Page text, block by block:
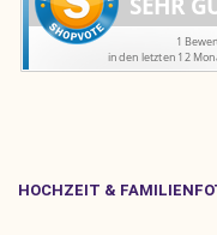
HOCHZEIT &